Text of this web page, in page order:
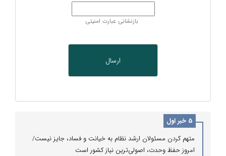
بازنشانی عبارت امنیتی
5 خبر اول
متهم کردن مسئولان ارشد نظام به خیانت و فساد، جایز نیست/
امروز حفظ وحدت، اصولی‌ترین نیاز کشور است